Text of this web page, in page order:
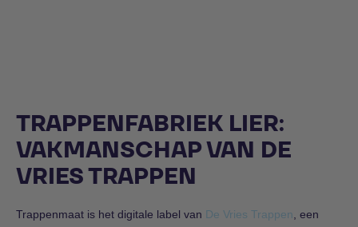
TRAPPENFABRIEK LIER:
VAKMANSCHAP VAN DE
VRIES TRAPPEN
Trappenmaat is het digitale label van De Vries Trappen , een